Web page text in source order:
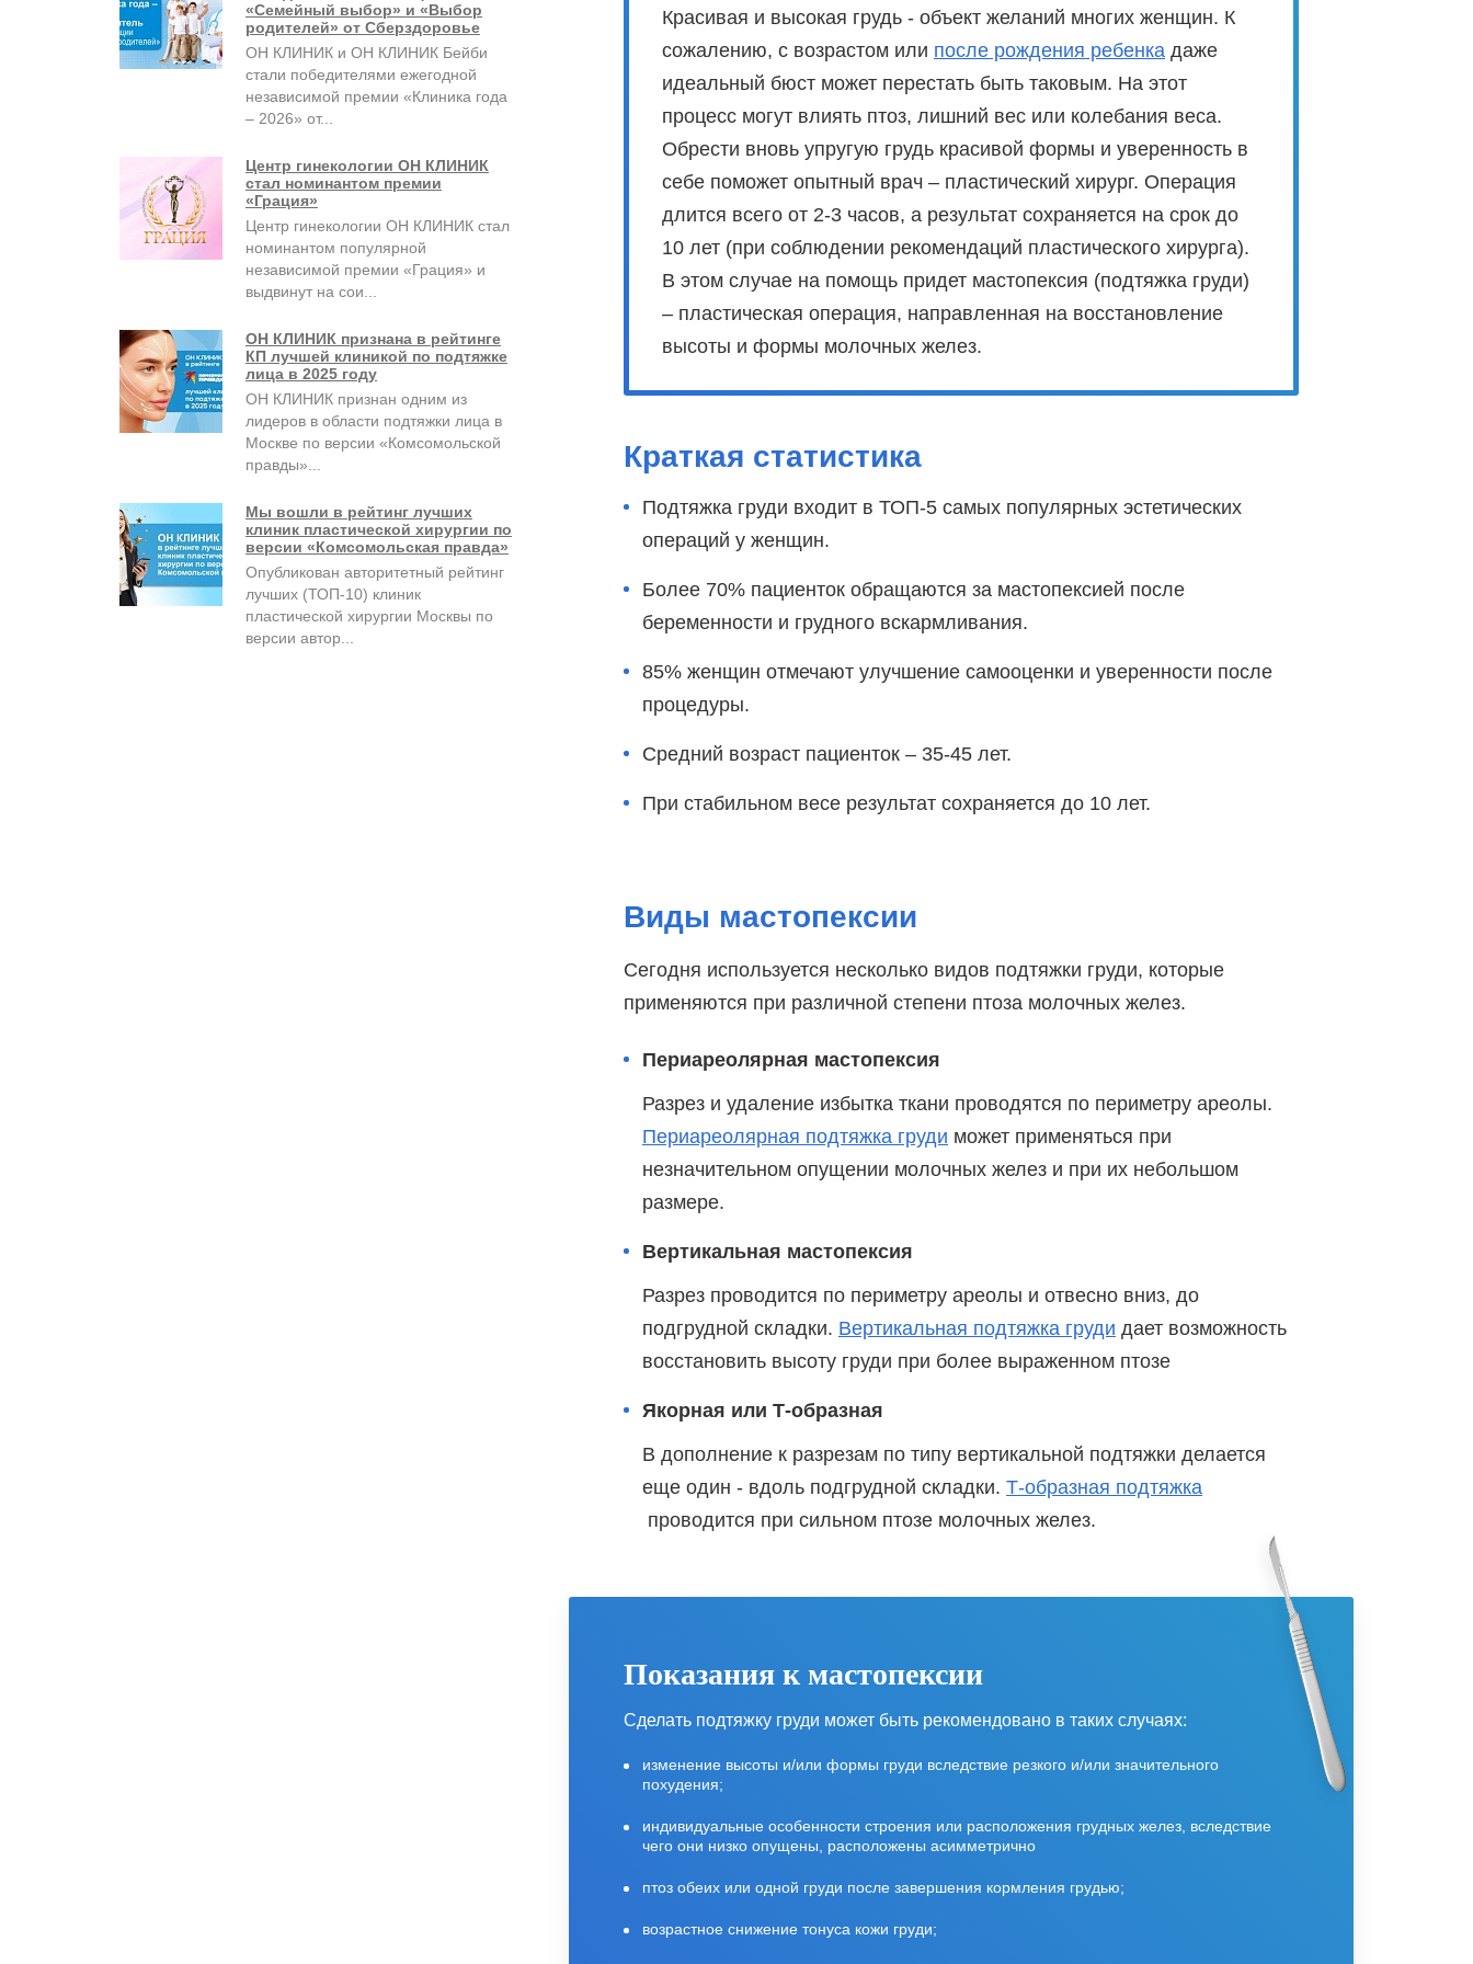
«Семейный выбор» и «Выбор
родителей» от Сберздоровье
ОН КЛИНИК и ОН КЛИНИК Бейби
стали победителями ежегодной
независимой премии «Клиника года
– 2026» от...
Центр гинекологии ОН КЛИНИК
стал номинантом премии
«Грация»
Центр гинекологии ОН КЛИНИК стал
номинантом популярной
независимой премии «Грация» и
выдвинут на сои...
ОН КЛИНИК признана в рейтинге
КП лучшей клиникой по подтяжке
лица в 2025 году
ОН КЛИНИК признан одним из
лидеров в области подтяжки лица в
Москве по версии «Комсомольской
правды»...
Мы вошли в рейтинг лучших
клиник пластической хирургии по
версии «Комсомольская правда»
Опубликован авторитетный рейтинг
лучших (ТОП-10) клиник
пластической хирургии Москвы по
версии автор...
Красивая и высокая грудь - объект желаний многих женщин. К
сожалению, с возрастом или после рождения ребенка даже
идеальный бюст может перестать быть таковым. На этот
процесс могут влиять птоз, лишний вес или колебания веса.
Обрести вновь упругую грудь красивой формы и уверенность в
себе поможет опытный врач – пластический хирург. Операция
длится всего от 2-3 часов, а результат сохраняется на срок до
10 лет (при соблюдении рекомендаций пластического хирурга).
В этом случае на помощь придет мастопексия (подтяжка груди)
– пластическая операция, направленная на восстановление
высоты и формы молочных желез.
Краткая статистика
Подтяжка груди входит в ТОП-5 самых популярных эстетических
операций у женщин.
Более 70% пациенток обращаются за мастопексией после
беременности и грудного вскармливания.
85% женщин отмечают улучшение самооценки и уверенности после
процедуры.
Средний возраст пациенток – 35-45 лет.
При стабильном весе результат сохраняется до 10 лет.
Виды мастопексии
Сегодня используется несколько видов подтяжки груди, которые
применяются при различной степени птоза молочных желез.
Периареолярная мастопексия
Разрез и удаление избытка ткани проводятся по периметру ареолы.
Периареолярная подтяжка груди может применяться при
незначительном опущении молочных желез и при их небольшом
размере.
Вертикальная мастопексия
Разрез проводится по периметру ареолы и отвесно вниз, до
подгрудной складки. Вертикальная подтяжка груди дает возможность
восстановить высоту груди при более выраженном птозе
Якорная или Т-образная
В дополнение к разрезам по типу вертикальной подтяжки делается
еще один - вдоль подгрудной складки. Т-образная подтяжка
проводится при сильном птозе молочных желез.
Показания к мастопексии
Сделать подтяжку груди может быть рекомендовано в таких случаях:
изменение высоты и/или формы груди вследствие резкого и/или значительного
похудения;
индивидуальные особенности строения или расположения грудных желез, вследствие
чего они низко опущены, расположены асимметрично
птоз обеих или одной груди после завершения кормления грудью;
возрастное снижение тонуса кожи груди;